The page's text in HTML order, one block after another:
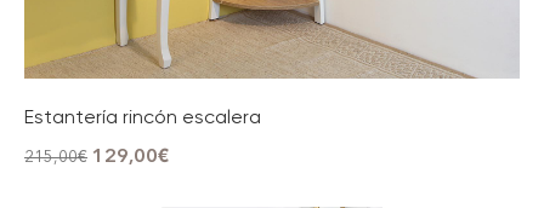
Estantería rincón escalera
215,00€ 129,00€